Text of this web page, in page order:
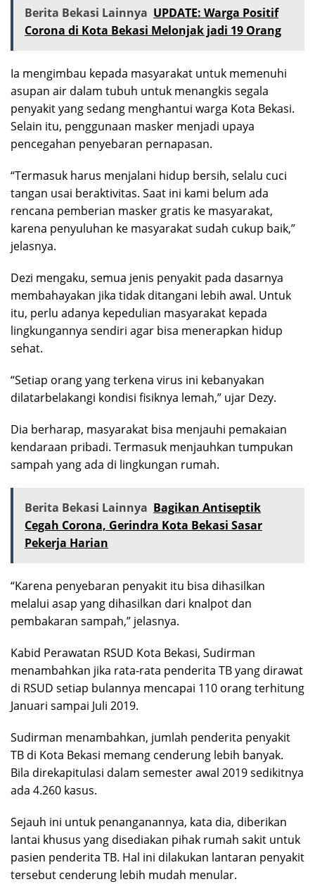
Berita Bekasi Lainnya UPDATE: Warga Positif
Corona di Kota Bekasi Melonjak jadi 19 Orang
Ia mengimbau kepada masyarakat untuk memenuhi
asupan air dalam tubuh untuk menangkis segala
penyakit yang sedang menghantui warga Kota Bekasi.
Selain itu, penggunaan masker menjadi upaya
pencegahan penyebaran pernapasan.
“Termasuk harus menjalani hidup bersih, selalu cuci
tangan usai beraktivitas. Saat ini kami belum ada
rencana pemberian masker gratis ke masyarakat,
karena penyuluhan ke masyarakat sudah cukup baik,”
jelasnya.
Dezi mengaku, semua jenis penyakit pada dasarnya
membahayakan jika tidak ditangani lebih awal. Untuk
itu, perlu adanya kepedulian masyarakat kepada
lingkungannya sendiri agar bisa menerapkan hidup
sehat.
“Setiap orang yang terkena virus ini kebanyakan
dilatarbelakangi kondisi fisiknya lemah,” ujar Dezy.
Dia berharap, masyarakat bisa menjauhi pemakaian
kendaraan pribadi. Termasuk menjauhkan tumpukan
sampah yang ada di lingkungan rumah.
Berita Bekasi Lainnya Bagikan Antiseptik
Cegah Corona, Gerindra Kota Bekasi Sasar
Pekerja Harian
“Karena penyebaran penyakit itu bisa dihasilkan
melalui asap yang dihasilkan dari knalpot dan
pembakaran sampah,” jelasnya.
Kabid Perawatan RSUD Kota Bekasi, Sudirman
menambahkan jika rata-rata penderita TB yang dirawat
di RSUD setiap bulannya mencapai 110 orang terhitung
Januari sampai Juli 2019.
Sudirman menambahkan, jumlah penderita penyakit
TB di Kota Bekasi memang cenderung lebih banyak.
Bila direkapitulasi dalam semester awal 2019 sedikitnya
ada 4.260 kasus.
Sejauh ini untuk penanganannya, kata dia, diberikan
lantai khusus yang disediakan pihak rumah sakit untuk
pasien penderita TB. Hal ini dilakukan lantaran penyakit
tersebut cenderung lebih mudah menular.